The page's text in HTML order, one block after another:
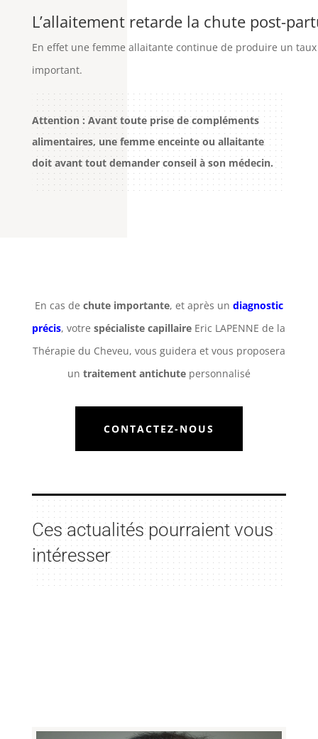
L’allaitement retarde la chute post-
En effet une femme allaitante continue de produire un taux
important.
Attention : Avant toute prise de compléments
alimentaires, une femme enceinte ou allaitante
doit avant tout demander conseil à son médecin.
En cas de chute importante, et après un diagnostic
précis, votrespécialiste capillaire Eric LAPENNE de la
Thérapie du Cheveu, vous guidera et vous proposera
un traitement antichutepersonnalisé
CONTACTEZ-NOUS
Ces actualités pourraient vous
intéresser